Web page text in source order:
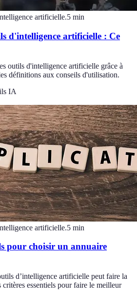
artificielle.5 min
d'intelligence artificielle : Ce
outils d'intelligence artificielle grâce à
définitions aux conseils d'utilisation.
IA
artificielle.5 min
pour choisir un annuaire
d’intelligence artificielle peut faire la
essentiels pour faire le meilleur